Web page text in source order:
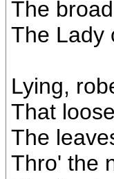
The
The Lady
Lying,
That
The
Thro' the